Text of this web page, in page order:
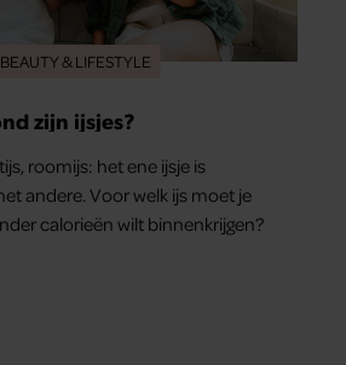
BEAUTY & LIFESTYLE
zijn ijsjes?
roomijs: het ene ijsje is
andere. Voor welk ijs moet je
calorieën wilt binnenkrijgen?